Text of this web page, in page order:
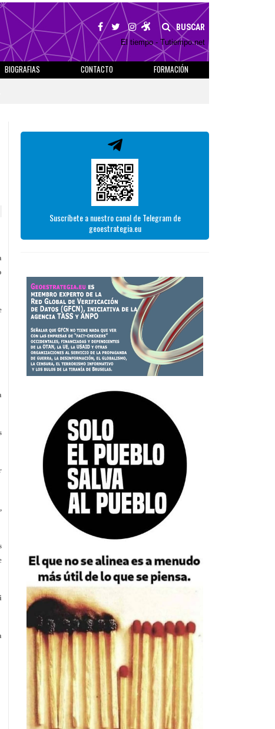
BUSCAR
El tiempo - Tutiempo.net
BIOGRAFIAS CONTACTO
FORMACIÓN
Suscríbete a nuestro canal de Telegram de
geoestrategia.eu